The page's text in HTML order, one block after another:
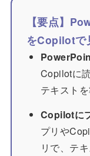
【要点】
をCopilotで
Copilotに
テキストを
Copilotに
プリや
リで、テ